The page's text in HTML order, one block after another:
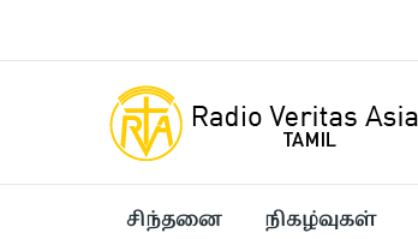
சிந்தனை நிகழ்வுகள்